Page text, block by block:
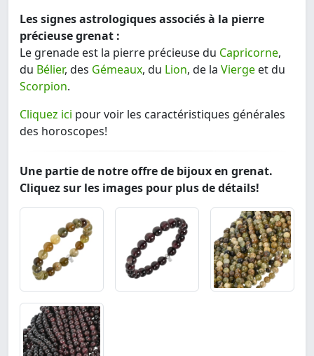
Les signes astrologiques associés à la pierre
précieuse grenat :
Le grenade est la pierre précieuse du Capricorne,
du Bélier, des Gémeaux, du Lion, de la Vierge et du
Scorpion.
Cliquez ici pour voir les caractéristiques générales
des horoscopes!
Une partie de notre offre de bijoux en grenat.
Cliquez sur les images pour plus de détails!